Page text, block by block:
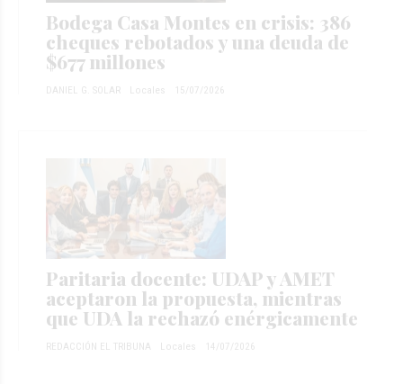
Bodega Casa Montes en crisis: 386
cheques rebotados y una deuda de
$677 millones
DANIEL G. SOLAR Locales 15/07/2026
Paritaria docente: UDAP y AMET
aceptaron la propuesta, mientras
que UDA la rechazó enérgicamente
REDACCIÓN EL TRIBUNA Locales 14/07/2026